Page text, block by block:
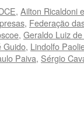
, Ailton Ricaldoni
, Federação
, Geraldo Luiz
Guido, Lindolfo
Paiva, Sérgio